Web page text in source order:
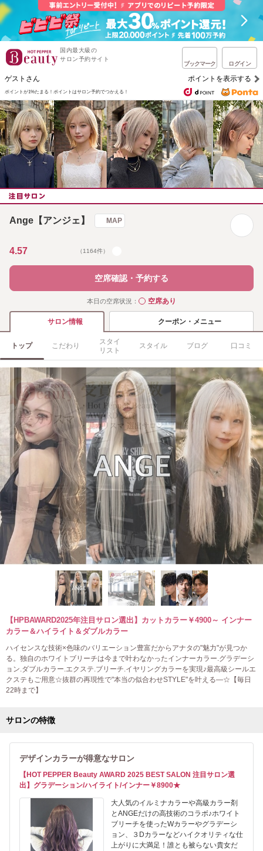
国内最大級の
サロン予約サイト
ブックマーク ログイン
ゲストさん ポイントを表示する
ポイントが1%たまる！ ポイントはサロン予約でつかえる！
Ange【アンジェ】 MAP
4.57 （1164件）
空席確認・予約する
本日の空席状況： ◯空席あり
サロン情報 クーポン・メニュー
トップ こだわり
スタイ
リスト
スタイル ブログ 口コミ
【HPBAWARD2025年注目サロン選出】カットカラー￥4900～ インナー
カラー＆ハイライト＆ダブルカラー
ハイセンスな技術×色味のバリエーション豊富だからアナタの"魅力"が見つか
る。独自のホワイトブリーチは今まで叶わなかったインナーカラー.グラデーシ
ョン.ダブルカラー.エクステ.ブリーチ.イヤリングカラーを実現♪最高級シールエ
クステもご用意☆抜群の再現性で"本当の似合わせSTYLE"を叶える―☆【毎日
22時まで】
サロンの特徴
デザインカラーが得意なサロン
【HOT PEPPER Beauty AWARD 2025 BEST SALON 注目サロン選
出】グラデーション/ハイライト/インナー￥8900★
大人気のイルミナカラーや高級カラー剤
とANGEだけの高技術のコラボ♪ホワイト
ブリーチを使ったWカラーやグラデーシ
ョン、３Dカラーなどハイクオリティな仕
上がりに大満足！誰とも被らない貴女だ